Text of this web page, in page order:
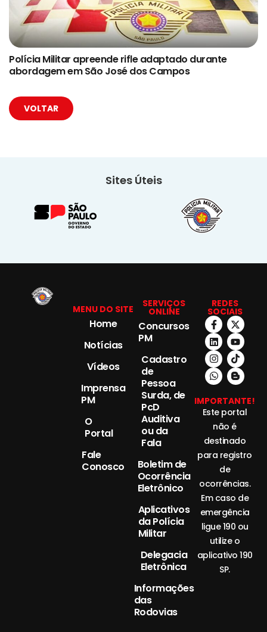
Polícia Militar apreende rifle adaptado durante
abordagem em São José dos Campos
VOLTAR
Sites Úteis
MENU DO SITE
Home
Notícias
Vídeos
Imprensa
PM
O
Portal
Fale
Conosco
SERVIÇOS
ONLINE
Concursos
PM
Cadastro
de
Pessoa
Surda, de
PcD
Auditiva
ou da
Fala
Boletim de
Ocorrência
Eletrônico
Aplicativos
da Polícia
Militar
Delegacia
Eletrônica
Informações
das
Rodovias
REDES
SOCIAIS
IMPORTANTE!
Este portal
não é
destinado
para registro
de
ocorrências.
Em caso de
emergência
ligue 190 ou
utilize o
aplicativo 190
SP.